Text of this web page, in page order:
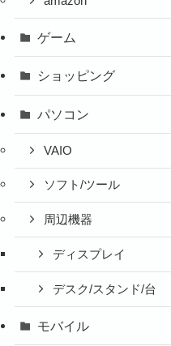
ゲーム
ショッピング
パソコン
VAIO
ソフト/ツール
周辺機器
ディスプレイ
デスク/スタンド/台
モバイル